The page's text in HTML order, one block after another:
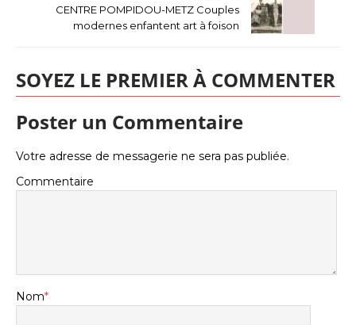
CENTRE POMPIDOU-METZ Couples
modernes enfantent art à foison
SOYEZ LE PREMIER À COMMENTER
Poster un Commentaire
Votre adresse de messagerie ne sera pas publiée.
Commentaire
Nom*